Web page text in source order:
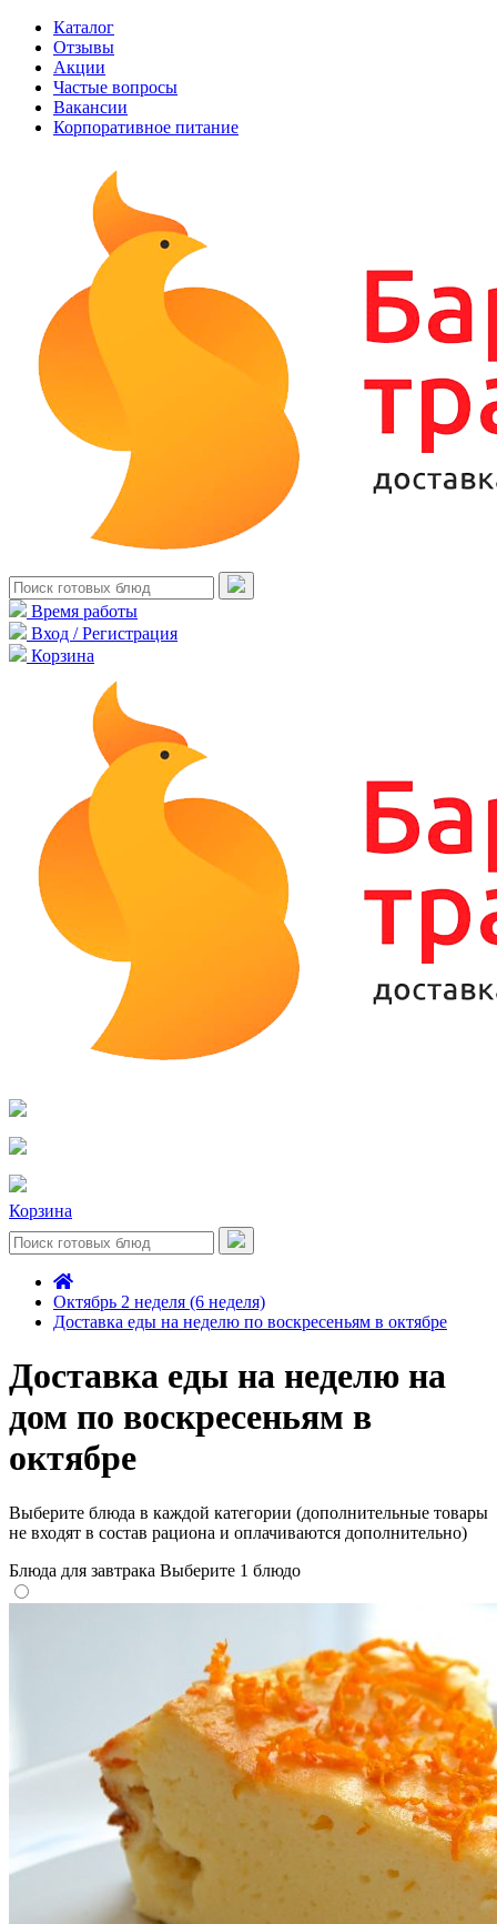
Каталог
Отзывы
Акции
Частые вопросы
Вакансии
Корпоративное питание
Время работы
Вход / Регистрация
Корзина
Корзина
Октябрь 2 неделя (6 неделя)
Доставка еды на неделю по воскресеньям в октябре
Доставка еды на неделю на
дом по воскресеньям в
октябре
Выберите блюда в каждой категории (дополнительные товары
не входят в состав рациона и оплачиваются дополнительно)
Блюда для завтрака Выберите 1 блюдо